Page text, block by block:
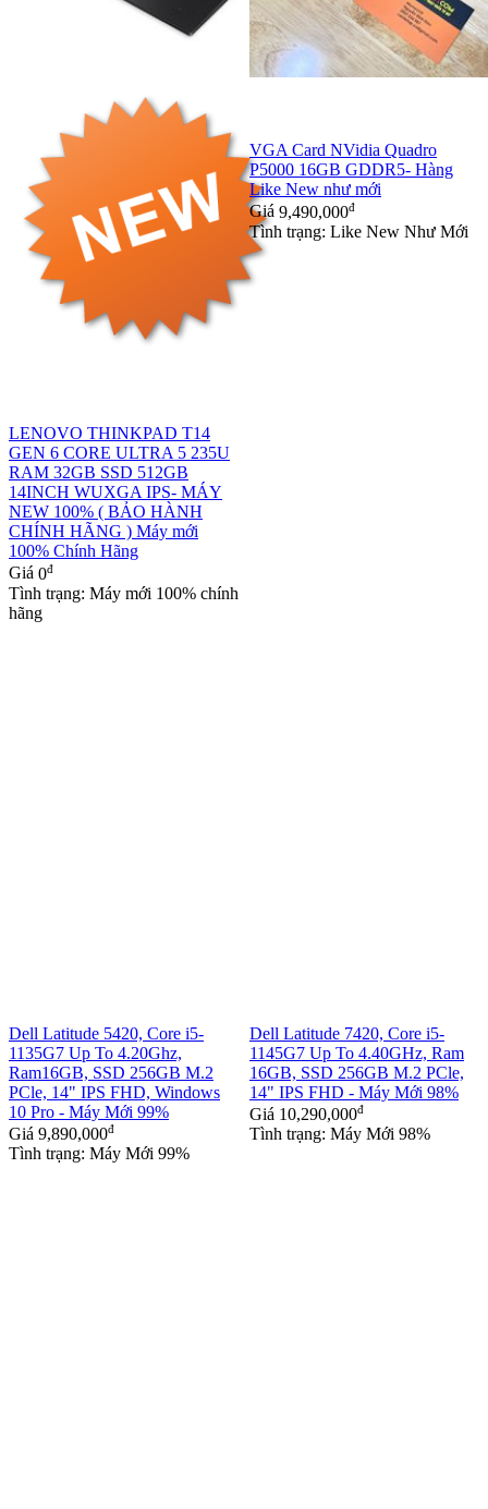
LENOVO THINKPAD T14
GEN 6 CORE ULTRA 5 235U
RAM 32GB SSD 512GB
14INCH WUXGA IPS- MÁY
NEW 100% ( BẢO HÀNH
CHÍNH HÃNG ) Máy mới
100% Chính Hãng
Giá 0đ
Tình trạng: Máy mới 100% chính
hãng
VGA Card NVidia Quadro
P5000 16GB GDDR5- Hàng
Like New như mới
Giá 9,490,000đ
Tình trạng: Like New Như Mới
Dell Latitude 5420, Core i5-
1135G7 Up To 4.20Ghz,
Ram16GB, SSD 256GB M.2
PCle, 14" IPS FHD, Windows
10 Pro - Máy Mới 99%
Giá 9,890,000đ
Tình trạng: Máy Mới 99%
Dell Latitude 7420, Core i5-
1145G7 Up To 4.40GHz, Ram
16GB, SSD 256GB M.2 PCle,
14" IPS FHD - Máy Mới 98%
Giá 10,290,000đ
Tình trạng: Máy Mới 98%